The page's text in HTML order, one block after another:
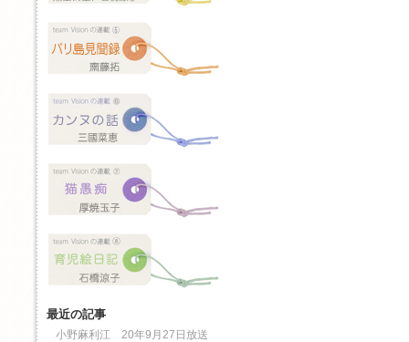
最近の記事
小野麻利江 20年9月27日放送